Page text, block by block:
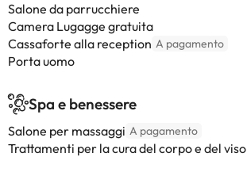
Salone da parrucchiere
Camera Lugagge gratuita
Cassaforte alla reception A pagamento
Porta uomo
Spa e benessere
Salone per massaggi A pagamento
Trattamenti per la cura del corpo e del viso